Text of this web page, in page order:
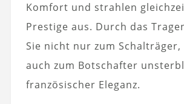
Komfort und strahlen
Prestige aus. Durch das
Sie nicht nur zum
auch zum Botschafter
französischer Eleganz.